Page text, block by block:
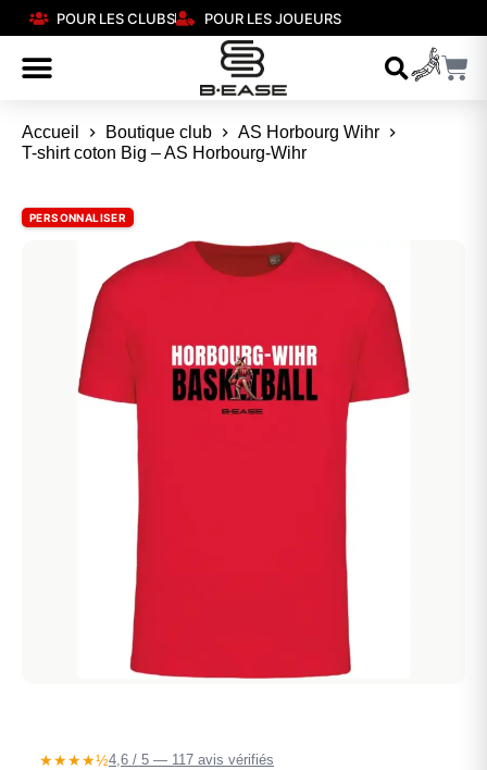
POUR LES CLUBS POUR LES JOUEURS
Accueil Boutique club
AS Horbourg Wihr
T-shirt coton Big – AS Horbourg-Wihr
PERSONNALISER
★★★★½4,6 / 5 — 117 avis vérifiés